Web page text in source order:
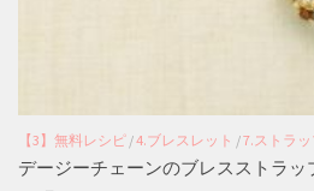
【3】無料レシピ /4.ブレスレット /7.ストラ
デージーチェーンのブレスストラ